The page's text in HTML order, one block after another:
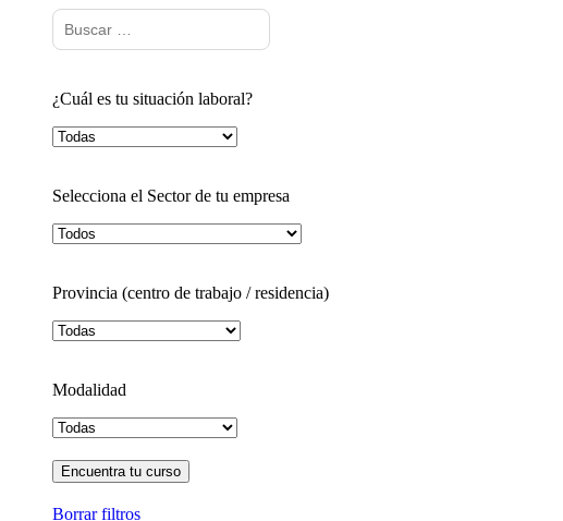
¿Cuál es tu situación laboral?
Selecciona el Sector de tu empresa
Provincia (centro de trabajo / residencia)
Modalidad
Borrar filtros